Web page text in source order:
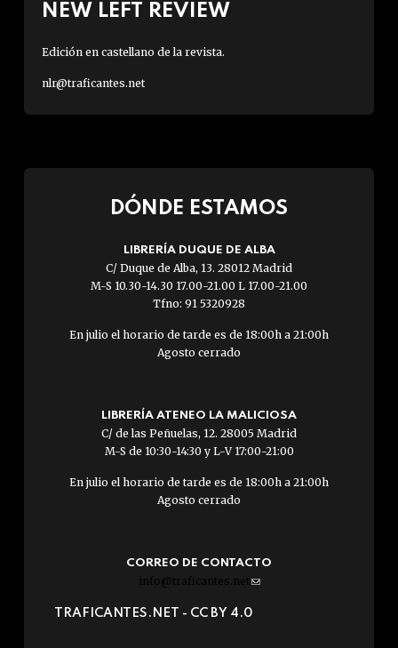
NEW LEFT REVIEW
Edición en castellano de la revista.
nlr@traficantes.net
DÓNDE ESTAMOS
LIBRERÍA DUQUE DE ALBA
C/ Duque de Alba, 13. 28012 Madrid
M-S 10.30-14.30 17.00-21.00 L 17.00-21.00
Tfno: 91 5320928
En julio el horario de tarde es de 18:00h a 21:00h
Agosto cerrado
LIBRERÍA ATENEO LA MALICIOSA
C/ de las Peñuelas, 12. 28005 Madrid
M-S de 10:30-14:30 y L-V 17:00-21:00
En julio el horario de tarde es de 18:00h a 21:00h
Agosto cerrado
CORREO DE CONTACTO
info@traficantes.net (link
e-
TRAFICANTES.NET - CC BY 4.0